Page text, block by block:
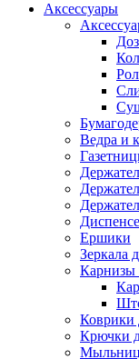
Аксессуары
Ведра и
Ершики
Зеркала
Карнизы
Коврики
Крючки